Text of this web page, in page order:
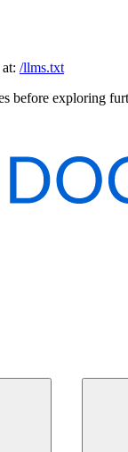
/llms.txt
before exploring